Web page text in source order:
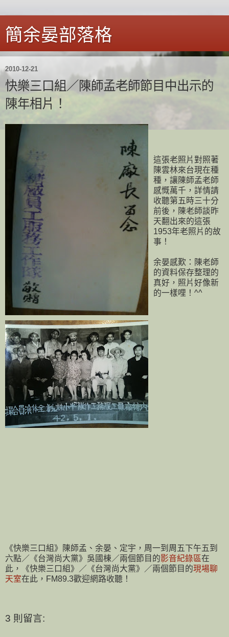
簡余晏部落格
2010-12-21
快樂三口組／陳師孟老師節目中出示的
陳年相片！
這張老照片對照著
陳雲林來台現在種
種，讓陳師孟老師
感慨萬千，詳情請
收聽第五時三十分
前後，陳老師談昨
天翻出來的這張
1953年老照片的故
事！
余晏感歎：陳老師
的資料保存整理的
真好，照片好像新
的一樣哩！^^
《快樂三口組》陳師孟、余晏、定宇，周一到周五下午五到
六點／《台灣尚大黨》吳國棟／兩個節目的影音紀錄區在
此，《快樂三口組》／《台灣尚大黨》／兩個節目的現場聊
天室在此，FM89.3歡迎網路收聽！
3 則留言: